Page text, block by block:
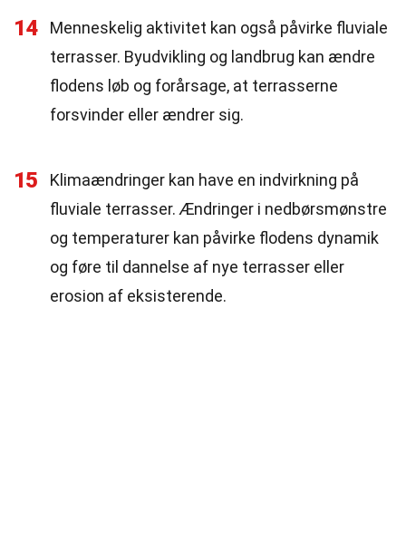
14
Menneskelig aktivitet kan også påvirke fluviale
terrasser. Byudvikling og landbrug kan ændre
flodens løb og forårsage, at terrasserne
forsvinder eller ændrer sig.
15
Klimaændringer kan have en indvirkning på
fluviale terrasser. Ændringer i nedbørsmønstre
og temperaturer kan påvirke flodens dynamik
og føre til dannelse af nye terrasser eller
erosion af eksisterende.